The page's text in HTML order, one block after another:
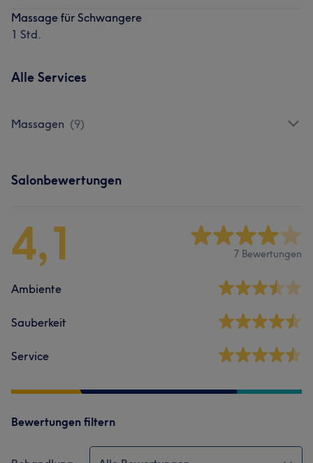
Massage für Schwangere
1 Std.
Alle Services
Massagen (9)
Salonbewertungen
4,1 7 Bewertungen
Ambiente
Sauberkeit
Service
Bewertungen filtern